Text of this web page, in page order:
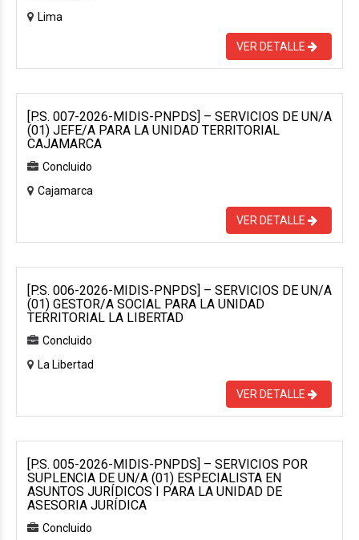
Lima
VER DETALLE
[P.S. 007-2026-MIDIS-PNPDS] – SERVICIOS DE UN/A
(01) JEFE/A PARA LA UNIDAD TERRITORIAL
CAJAMARCA
Concluido
Cajamarca
VER DETALLE
[P.S. 006-2026-MIDIS-PNPDS] – SERVICIOS DE UN/A
(01) GESTOR/A SOCIAL PARA LA UNIDAD
TERRITORIAL LA LIBERTAD
Concluido
La Libertad
VER DETALLE
[P.S. 005-2026-MIDIS-PNPDS] – SERVICIOS POR
SUPLENCIA DE UN/A (01) ESPECIALISTA EN
ASUNTOS JURÍDICOS I PARA LA UNIDAD DE
ASESORIA JURÍDICA
Concluido